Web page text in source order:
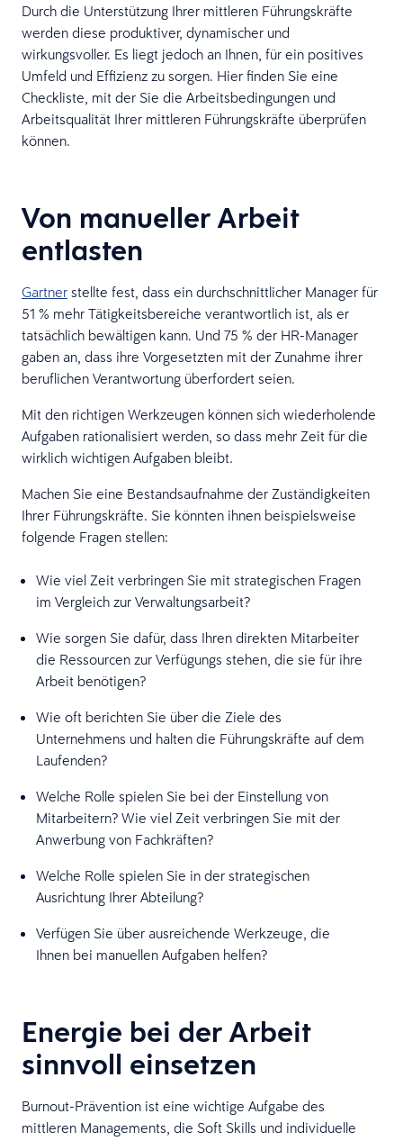
Durch die Unterstützung Ihrer mittleren Führungskräfte
werden diese produktiver, dynamischer und
wirkungsvoller. Es liegt jedoch an Ihnen, für ein positives
Umfeld und Effizienz zu sorgen. Hier finden Sie eine
Checkliste, mit der Sie die Arbeitsbedingungen und
Arbeitsqualität Ihrer mittleren Führungskräfte überprüfen
können.
Von manueller Arbeit
entlasten
Gartner stellte fest, dass ein durchschnittlicher Manager für
51 % mehr Tätigkeitsbereiche verantwortlich ist, als er
tatsächlich bewältigen kann. Und 75 % der HR-Manager
gaben an, dass ihre Vorgesetzten mit der Zunahme ihrer
beruflichen Verantwortung überfordert seien.
Mit den richtigen Werkzeugen können sich wiederholende
Aufgaben rationalisiert werden, so dass mehr Zeit für die
wirklich wichtigen Aufgaben bleibt.
Machen Sie eine Bestandsaufnahme der Zuständigkeiten
Ihrer Führungskräfte. Sie könnten ihnen beispielsweise
folgende Fragen stellen:
Wie viel Zeit verbringen Sie mit strategischen Fragen
im Vergleich zur Verwaltungsarbeit?
Wie sorgen Sie dafür, dass Ihren direkten Mitarbeiter
die Ressourcen zur Verfügungs stehen, die sie für ihre
Arbeit benötigen?
Wie oft berichten Sie über die Ziele des
Unternehmens und halten die Führungskräfte auf dem
Laufenden?
Welche Rolle spielen Sie bei der Einstellung von
Mitarbeitern? Wie viel Zeit verbringen Sie mit der
Anwerbung von Fachkräften?
Welche Rolle spielen Sie in der strategischen
Ausrichtung Ihrer Abteilung?
Verfügen Sie über ausreichende Werkzeuge, die
Ihnen bei manuellen Aufgaben helfen?
Energie bei der Arbeit
sinnvoll einsetzen
Burnout-Prävention ist eine wichtige Aufgabe des
mittleren Managements, die Soft Skills und individuelle